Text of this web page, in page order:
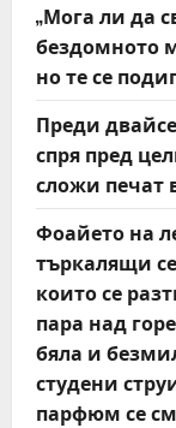
„Мога ли да
бездомното
но те се
Преди
спря пред
сложи печат
Фоайето на
търкалящи
които се
пара над
бяла и
студени
парфюм се